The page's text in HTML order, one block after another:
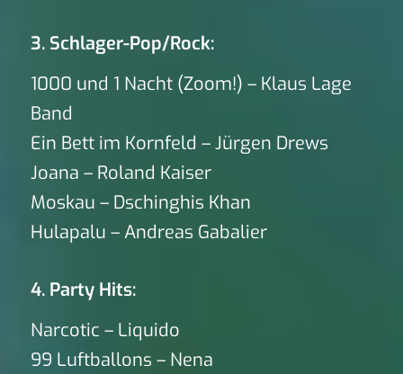
3. Schlager-Pop/Rock:
1000 und 1 Nacht (Zoom!) – Klaus Lage
Band
Ein Bett im Kornfeld – Jürgen Drews
Joana – Roland Kaiser
Moskau – Dschinghis Khan
Hulapalu – Andreas Gabalier
4. Party Hits:
Narcotic – Liquido
99 Luftballons – Nena